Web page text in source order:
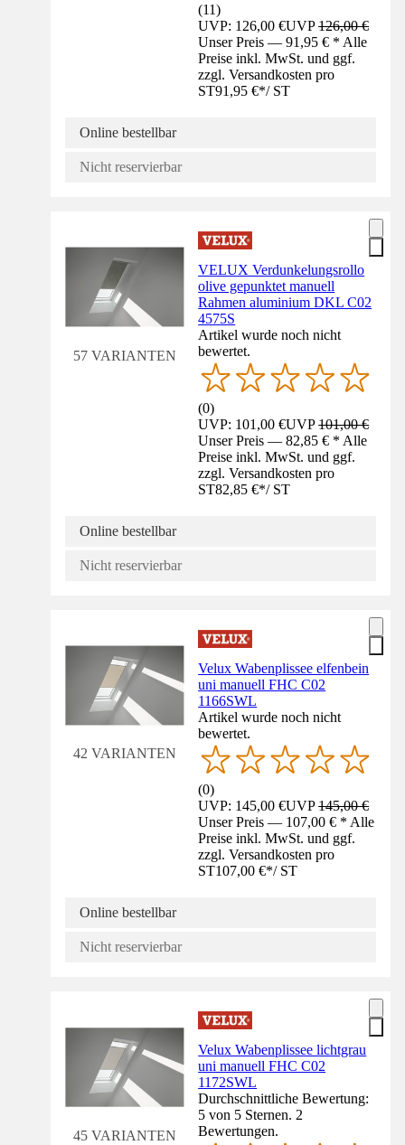
(11)
UVP: 126,00 €UVP126,00 €
Unser Preis — 91,95 € * Alle
Preise inkl. MwSt. und ggf.
zzgl. Versandkosten pro
ST91,95 €*/ ST
Online bestellbar
Nicht reservierbar
57 VARIANTEN
VELUX Verdunkelungsrollo
olive gepunktet manuell
Rahmen aluminium DKL C02
4575S
Artikel wurde noch nicht
bewertet.
(0)
UVP: 101,00 €UVP101,00 €
Unser Preis — 82,85 € * Alle
Preise inkl. MwSt. und ggf.
zzgl. Versandkosten pro
ST82,85 €*/ ST
Online bestellbar
Nicht reservierbar
42 VARIANTEN
Velux Wabenplissee elfenbein
uni manuell FHC C02
1166SWL
Artikel wurde noch nicht
bewertet.
(0)
UVP: 145,00 €UVP145,00 €
Unser Preis — 107,00 € * Alle
Preise inkl. MwSt. und ggf.
zzgl. Versandkosten pro
ST107,00 €*/ ST
Online bestellbar
Nicht reservierbar
45 VARIANTEN
Velux Wabenplissee lichtgrau
uni manuell FHC C02
1172SWL
Durchschnittliche Bewertung:
5 von 5 Sternen. 2
Bewertungen.